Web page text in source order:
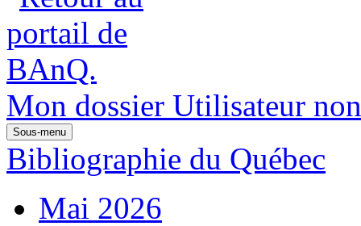
Mon dossier Utilisateur
Sous-menu
Bibliographie du Québec
Mai 2026